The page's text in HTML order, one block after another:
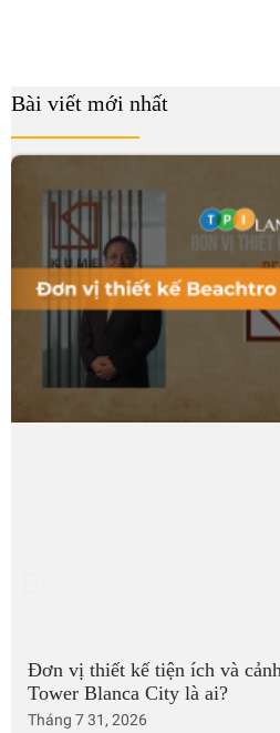
Bài viết mới nhất
Đơn vị thiết kế tiện ích và
Tower Blanca City là ai?
Tháng 7 31, 2026